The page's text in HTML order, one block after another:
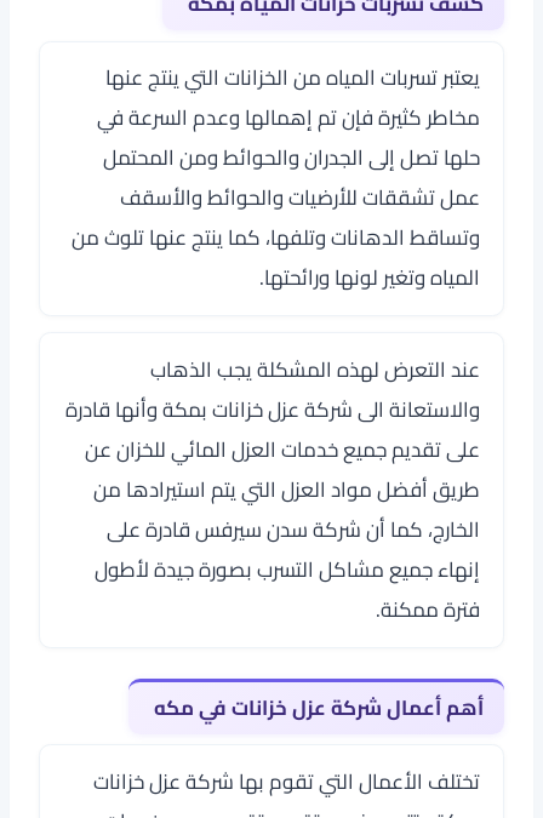
يعتبر تسربات المياه من الخزانات التي ينتج عنها
مخاطر كثيرة فإن تم إهمالها وعدم السرعة في
حلها تصل إلى الجدران والحوائط ومن المحتمل
عمل تشققات للأرضيات والحوائط والأسقف
وتساقط الدهانات وتلفها، كما ينتج عنها تلوث من
المياه وتغير لونها ورائحتها.
عند التعرض لهذه المشكلة يجب الذهاب
والاستعانة الىشركة عزل خزانات بمكةوأنها قادرة
على تقديم جميع خدمات العزل المائي للخزان عن
طريق أفضل مواد العزل التي يتم استيرادها من
الخارج، كما أنشركة سدن سيرفسقادرة على
إنهاء جميع مشاكل التسرب بصورة جيدة لأطول
فترة ممكنة.
أهم أعمال شركة عزل خزانات في مكه
تختلف الأعمال التي تقوم بهاشركة عزل خزانات